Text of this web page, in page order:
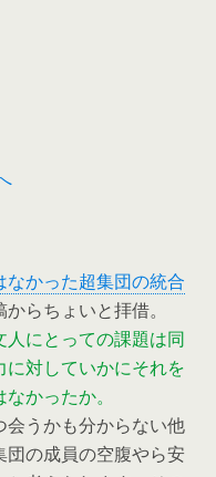
なかった超集団の統合
らちょいと拝借。
人にとっての課題は同
対していかにそれを
かったか。
うかも分からない他
の成員の空腹やら安